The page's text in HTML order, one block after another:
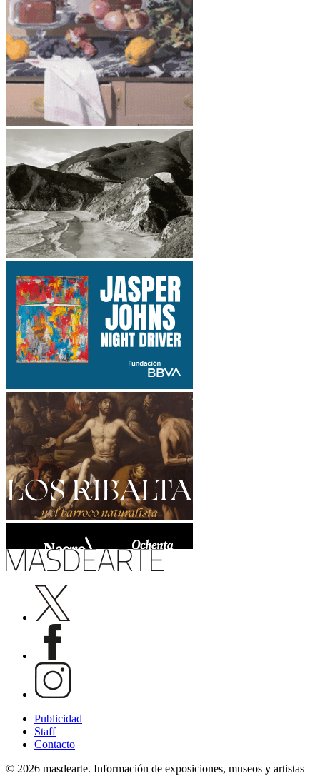
Publicidad
Staff
Contacto
© 2026 masdearte. Información de exposiciones, museos y artistas